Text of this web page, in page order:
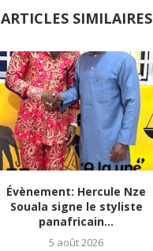
ARTICLES SIMILAIRES
Évènement: Hercule Nze
Souala signe le styliste
panafricain...
5 août 2026